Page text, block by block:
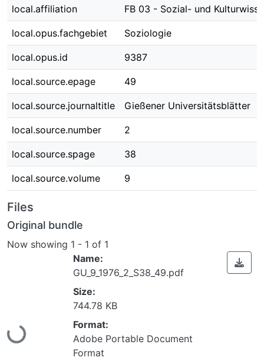
local.affiliation FB 03 - Sozial- und
local.opus.fachgebiet Soziologie
local.opus.id 9387
local.source.epage 49
local.source.journaltitle Gießener Universitätsblätter
local.source.number 2
local.source.spage 38
local.source.volume 9
Files
Original bundle
Now showing 1 - 1 of 1
Loading...
Name:
GU_9_1976_2_S38_49.pdf
Size:
744.78 KB
Format:
Adobe Portable Document
Format